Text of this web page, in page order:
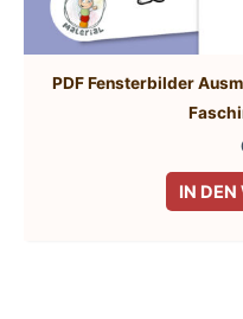
PDF Fensterbilder
IN DEN